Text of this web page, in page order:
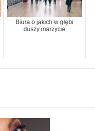
Biura o jakich w głębi
duszy marzycie